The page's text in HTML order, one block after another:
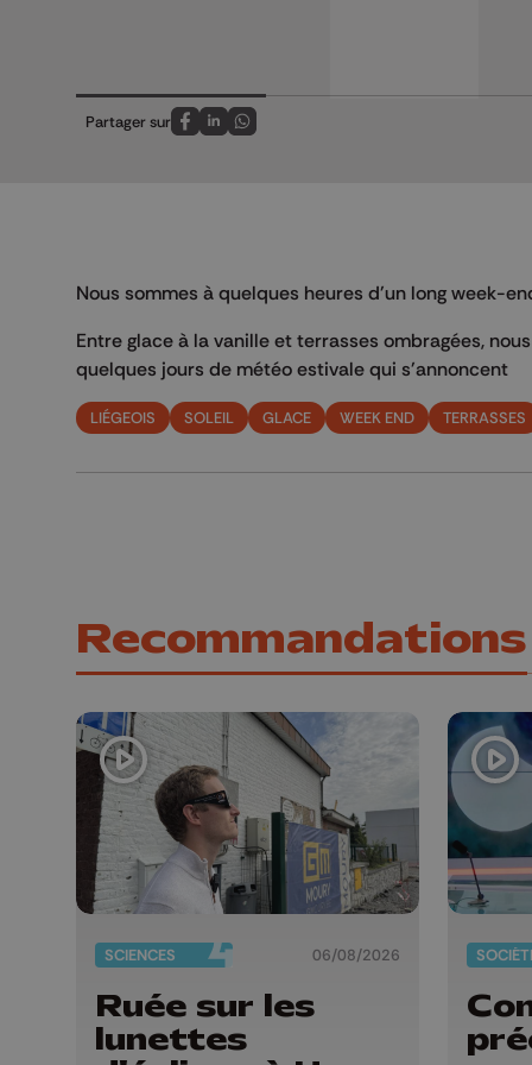
Partager sur
Partagez sur FaceBook
Partagez sur LinkedIn
Partagez sur Whatsapp
Nous sommes à quelques heures d'un long week-
Entre glace à la vanille et terrasses ombragées,
quelques jours de météo estivale qui s'annoncent
LIÉGEOIS SOLEIL GLACE WEEK END TERRASSES
Recommandations
SCIENCES 06/08/2026
Ruée sur les
lunettes